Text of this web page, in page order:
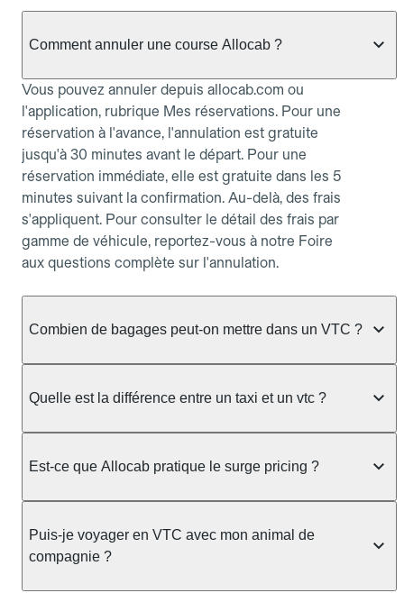
Comment annuler une course Allocab ?
Vous pouvez annuler depuis allocab.com ou
l'application, rubrique Mes réservations. Pour une
réservation à l'avance, l'annulation est gratuite
jusqu'à 30 minutes avant le départ. Pour une
réservation immédiate, elle est gratuite dans les 5
minutes suivant la confirmation. Au-delà, des frais
s'appliquent. Pour consulter le détail des frais par
gamme de véhicule, reportez-vous à notre Foire
aux questions complète sur l'annulation.
Combien de bagages peut-on mettre dans un VTC ?
réservée :
Berline, Green, Berline Affaires, VAO : jusqu'à 3
Moto-taxi : jusqu'à 2 bagages cabine TPMR : 1
bagage
Le prix de la course ne change pas selon le
nombre de bagages. Si vous avez des bagages
Quelle est la différence entre un taxi et un vtc ?
dans la rue ou à une station, avec un tarif calculé au
réservation préalable et propose un prix fixe connu
à l'avance, sans mauvaise surprise ni frais cachés.
Chez Allocab, tous les chauffeurs sont des
Est-ce que Allocab pratique le surge pricing ?
prix de votre course est calculé et affiché avant la
validation de la réservation, puis fixé définitivement.
Puis-je voyager en VTC avec mon animal de
compagnie ?